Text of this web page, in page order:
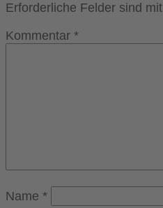
Erforderliche Felder sind mit
Kommentar *
Name *